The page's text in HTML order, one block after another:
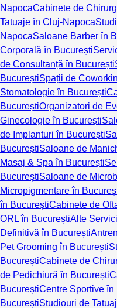
NapocaCabinete de
Tatuaje în Cluj-Napoca
NapocaSaloane Barber în
Corporală în București
de Consultanță în București
BucureștiSpații de
Stomatologie în București
BucureștiOrganizatori de
Ginecologie în București
de Implanturi în București
BucureștiSaloane de
Masaj & Spa în București
BucureștiSaloane de
Micropigmentare în
în BucureștiCabinete de
ORL în BucureștiAlte
Definitivă în București
Pet Grooming în București
BucureștiCabinete de
de Pedichiură în București
BucureștiCentre Sportive în
BucureștiStudiouri de